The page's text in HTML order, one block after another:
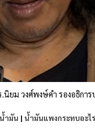
.นิยม วงศ์พงษ์คำ รองอธิกา
ำมัน | น้ำมันแพงกระทบอะไ